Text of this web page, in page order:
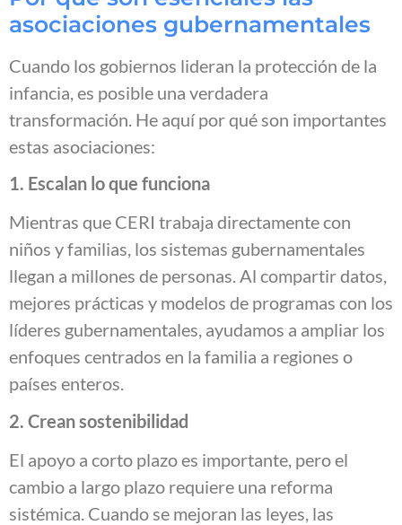
asociaciones gubernamentales
Cuando los gobiernos lideran la protección de la
infancia, es posible una verdadera
transformación. He aquí por qué son importantes
estas asociaciones:
1. Escalan lo que funciona
Mientras que CERI trabaja directamente con
niños y familias, los sistemas gubernamentales
llegan a millones de personas. Al compartir datos,
mejores prácticas y modelos de programas con los
líderes gubernamentales, ayudamos a ampliar los
enfoques centrados en la familia a regiones o
países enteros.
2. Crean sostenibilidad
El apoyo a corto plazo es importante, pero el
cambio a largo plazo requiere una reforma
sistémica. Cuando se mejoran las leyes, las